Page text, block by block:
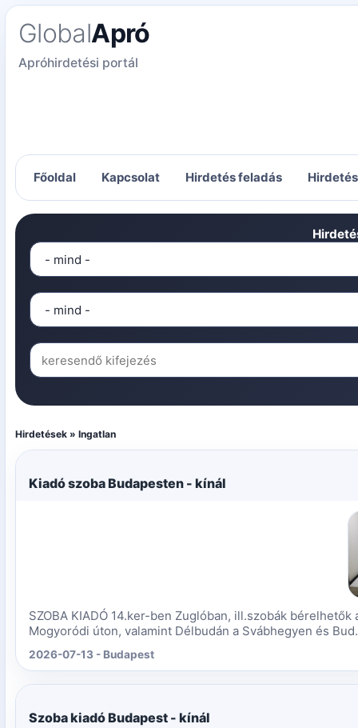
GlobalApró
Apróhirdetési portál
Főoldal Kapcsolat Hirdetés feladás
Hirdetések » Ingatlan
Kiadó szoba Budapesten - kínál
SZOBA KIADÓ 14.ker-ben Zuglóban, ill.szobák
Mogyoródi úton, valamint Délbudán a Svábhegyen és
2026-07-13 - Budapest
Szoba kiadó Budapest - kínál